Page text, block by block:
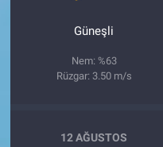
Güneşli
Nem: %63
Rüzgar: 3.50 m/s
12 AĞUSTOS